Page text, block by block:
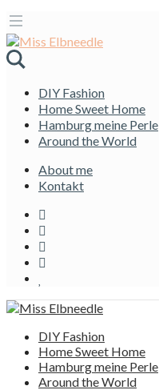
DIY Fashion
Home Sweet Home
Hamburg meine Perle
Around the World
About me
Kontakt
DIY Fashion
Home Sweet Home
Hamburg meine Perle
Around the World